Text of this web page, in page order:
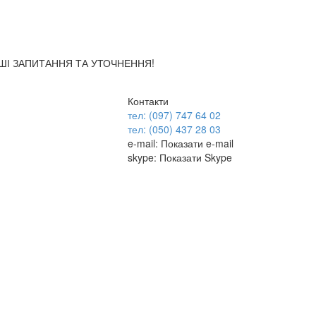
ЗАПИТАННЯ ТА УТОЧНЕННЯ!
Контакти
тел: (097) 747 64 02
тел: (050) 437 28 03
e-mail: Показати e-mail
skype: Показати Skype